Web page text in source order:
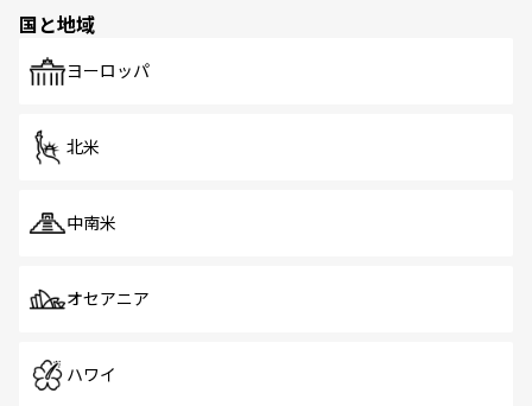
で、ホーカーズは地元の風情を楽しめる外せないスポット
国と地域
ヨーロッパ
北米
中南米
オセアニア
ハワイ